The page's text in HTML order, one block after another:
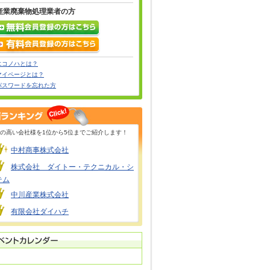
業廃棄物処理業者の方
コノハとは？
イページとは？
スワードを忘れた方
高い会社様を1位から5位までご紹介します！
中村商事株式会社
株式会社 ダイトー・テクニカル・シ
ム
中川産業株式会社
有限会社ダイハチ